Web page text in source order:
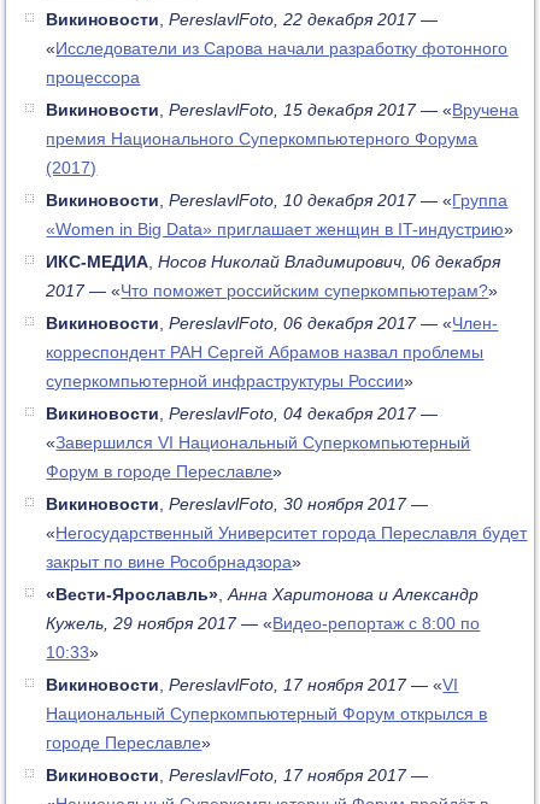
Викиновости ,PereslavlFoto, 22 декабря 2017—
«Исследователи из Сарова начали разработку фотонного
процессора
Викиновости ,PereslavlFoto, 15 декабря 2017— «Вручена
премия Национального Суперкомпьютерного Форума
(2017)
Викиновости ,PereslavlFoto, 10 декабря 2017— «Группа
«Women in Big Data» приглашает женщин в IT-индустрию»
ИКС-МЕДИА ,Носов Николай Владимирович, 06 декабря
2017— «Что поможет российским суперкомпьютерам?»
Викиновости ,PereslavlFoto, 06 декабря 2017— «Член-
корреспондент РАН Сергей Абрамов назвал проблемы
суперкомпьютерной инфраструктуры России»
Викиновости ,PereslavlFoto, 04 декабря 2017—
«Завершился VI Национальный Суперкомпьютерный
Форум в городе Переславле»
Викиновости ,PereslavlFoto, 30 ноября 2017—
«Негосударственный Университет города Переславля будет
закрыт по вине Рособрнадзора»
«Вести-Ярославль» ,Анна Харитонова и Александр
Кужель, 29 ноября 2017— «Видео-репортаж с 8:00 по
10:33»
Викиновости ,PereslavlFoto, 17 ноября 2017— «VI
Национальный Суперкомпьютерный Форум открылся в
городе Переславле»
Викиновости ,PereslavlFoto, 17 ноября 2017—